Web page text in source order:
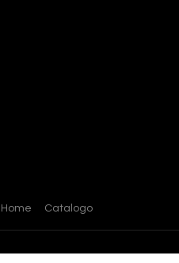
Home Catalogo